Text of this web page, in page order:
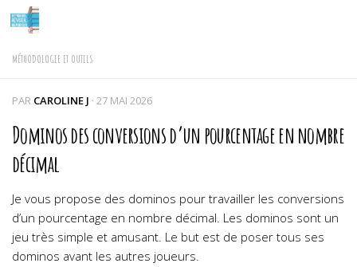
Skip to content
MÉTHODOLOGIE ET OUTILS
PAR CAROLINE J · 27 MAI 2026
Dominos des conversions d’un pourcentage en nombre
décimal
Je vous propose des dominos pour travailler les conversions
d’un pourcentage en nombre décimal. Les dominos sont un
jeu très simple et amusant. Le but est de poser tous ses
dominos avant les autres joueurs.